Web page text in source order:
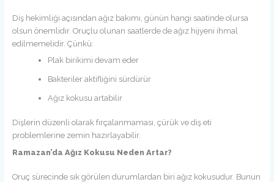
Diş hekimliği açısından ağız bakımı, günün hangi saatinde olursa
olsun önemlidir. Oruçlu olunan saatlerde de ağız hijyeni ihmal
edilmemelidir. Çünkü:
Plak birikimi devam eder
Bakteriler aktifliğini sürdürür
Ağız kokusu artabilir
Dişlerin düzenli olarak fırçalanmaması, çürük ve diş eti
problemlerine zemin hazırlayabilir.
Ramazan’da Ağız Kokusu Neden Artar?
Oruç sürecinde sık görülen durumlardan biri ağız kokusudur. Bunun